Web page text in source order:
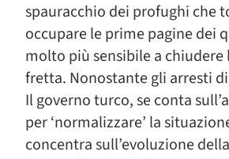
spauracchio dei profughi che
occupare le prime pagine dei
molto più sensibile a chiudere
fretta. Nonostante gli arresti
Il governo turco, se conta
per ‘normalizzare’ la
concentra sull’evoluzione